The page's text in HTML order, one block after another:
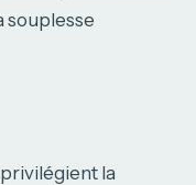
souplesse
la